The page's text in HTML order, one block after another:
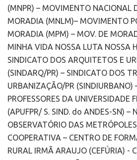
(MNPR) – MOVIMENTO NACIONAL
MORADIA (MNLM)– MOVIMENTO
MORADIA (MPM) – MOV. DE
MINHA VIDA NOSSA LUTA NOSSA
SINDICATO DOS ARQUITETOS E
(SINDARQ/PR) – SINDICATO DOS
URBANIZAÇÃO/PR (SINDIURBANO)
PROFESSORES DA UNIVERSIDADE
(APUFPR/ S. SIND. do ANDES-SN) –
OBSERVATÓRIO DAS
COOPERATIVA – CENTRO DE
RURAL IRMÃ ARAUJO (CEFÚRIA) -